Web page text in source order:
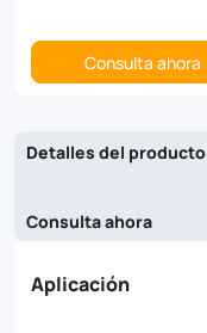
wear,
ensuring
lasting
Suitable
for
Consulta ahora
Detalles del producto
Consulta ahora
Aplicación